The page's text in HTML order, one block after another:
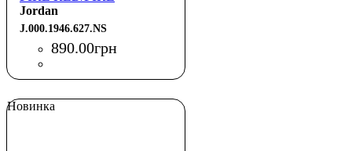
RED/WHITE NS
Jordan
J.000.1946.627.NS
890.00грн
Новинка